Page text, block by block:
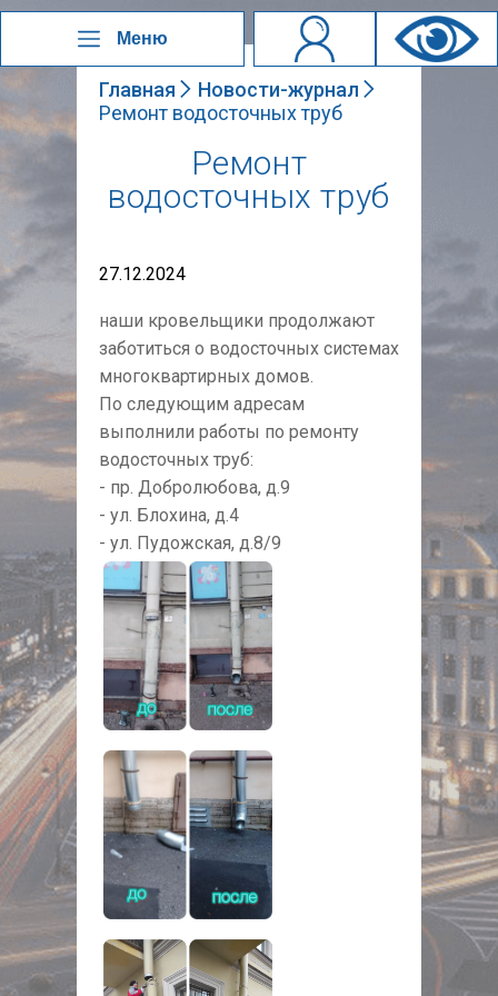
Меню
Главная
Новости-журнал
Ремонт водосточных труб
Ремонт
водосточных труб
27.12.2024
наши кровельщики продолжают
заботиться о водосточных системах
многоквартирных домов.
По следующим адресам
выполнили работы по ремонту
водосточных труб:
- пр. Добролюбова, д.9
- ул. Блохина, д.4
- ул. Пудожская, д.8/9
NULL
NULL
NULL